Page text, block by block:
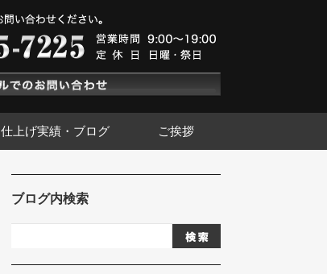
仕上げ実績・ブログ ご挨拶
ブログ内検索